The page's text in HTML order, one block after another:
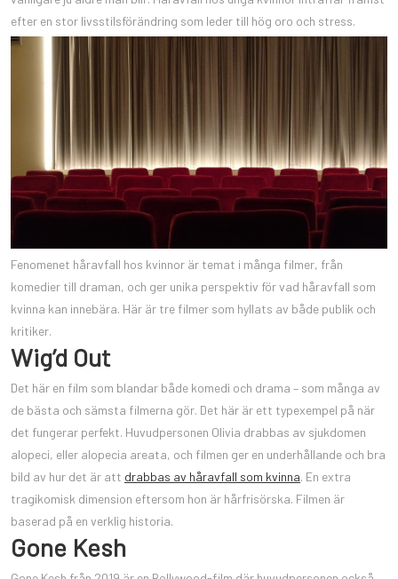
efter en stor livsstilsförändring som leder till hög oro och stress.
Fenomenet håravfall hos kvinnor är temat i många filmer, från
komedier till draman, och ger unika perspektiv för vad håravfall som
kvinna kan innebära. Här är tre filmer som hyllats av både publik och
kritiker.
Wig’d Out
Det här en film som blandar både komedi och drama – som många av
de bästa och sämsta filmerna gör. Det här är ett typexempel på när
det fungerar perfekt. Huvudpersonen Olivia drabbas av sjukdomen
alopeci, eller alopecia areata, och filmen ger en underhållande och bra
bild av hur det är att drabbas av håravfall som kvinna. En extra
tragikomisk dimension eftersom hon är hårfrisörska. Filmen är
baserad på en verklig historia.
Gone Kesh